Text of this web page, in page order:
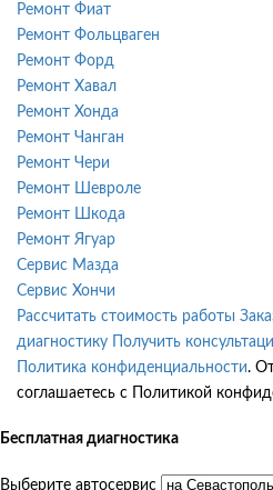
Ремонт Фиат
Ремонт Фольцваген
Ремонт Форд
Ремонт Хавал
Ремонт Хонда
Ремонт Чанган
Ремонт Чери
Ремонт Шевроле
Ремонт Шкода
Ремонт Ягуар
Сервис Мазда
Сервис Хончи
Рассчитать стоимость работы
диагностику
Получить
Политика конфиденциальности.
соглашаетесь с Политикой
Бесплатная диагностика
Выберите автосервис